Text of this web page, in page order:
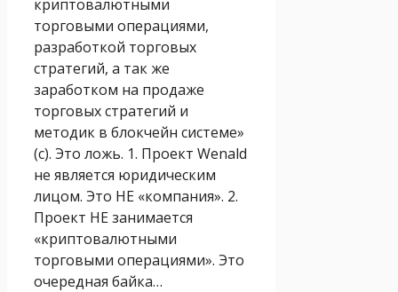
криптовалютными
торговыми операциями,
разработкой торговых
стратегий, а так же
заработком на продаже
торговых стратегий и
методик в блокчейн системе»
(с). Это ложь. 1. Проект Wenald
не является юридическим
лицом. Это НЕ «компания». 2.
Проект НЕ занимается
«криптовалютными
торговыми операциями». Это
очередная байка…